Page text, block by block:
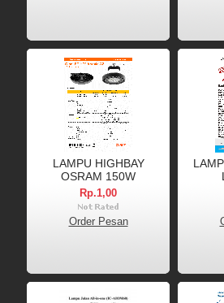
LAMPU HIGHBAY
OSRAM 150W
Rp.1,00
Order Pesan